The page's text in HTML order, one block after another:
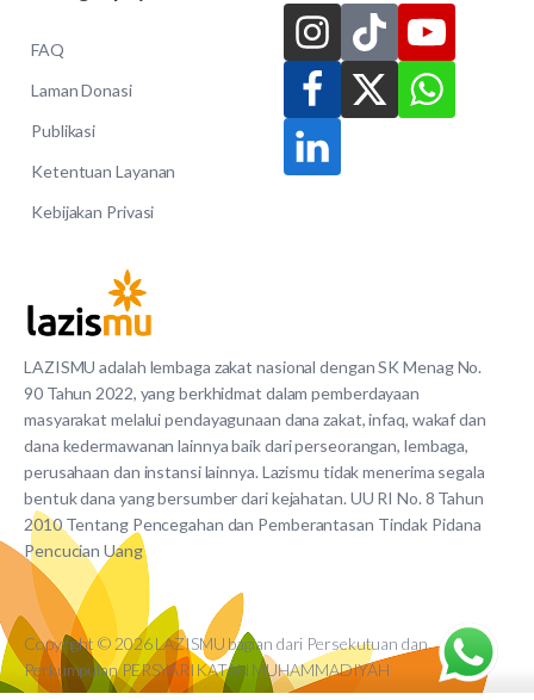
LAZISMU adalah lembaga zakat nasional dengan SK Menag No.
90 Tahun 2022, yang berkhidmat dalam pemberdayaan
masyarakat melalui pendayagunaan dana zakat, infaq, wakaf dan
dana kedermawanan lainnya baik dari perseorangan, lembaga,
perusahaan dan instansi lainnya. Lazismu tidak menerima segala
bentuk dana yang bersumber dari kejahatan. UU RI No. 8 Tahun
2010 Tentang Pencegahan dan Pemberantasan Tindak Pidana
Pencucian Uang
FAQ
Laman Donasi
Publikasi
Ketentuan Layanan
Kebijakan Privasi
Copyright © 2026 LAZISMU bagian dari Persekutuan dan
Perkumpulan PERSYARIKATAN MUHAMMADIYAH